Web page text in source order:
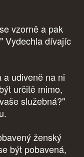
vzorně a pak
Vydechla dívajíc
a udiveně na ni
určitě mimo,
služebná?"
ženský
být pobavená,